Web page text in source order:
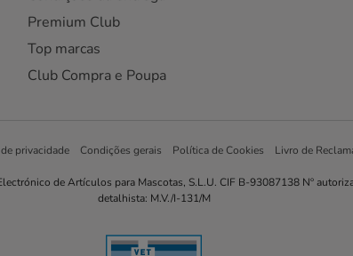
Premium Club
Top marcas
Club Compra e Poupa
privacidade Condições gerais Política de Cookies Livro de
de Artículos para Mascotas, S.L.U. CIF B-93087138 Nº
detalhista: M.V./I-131/M